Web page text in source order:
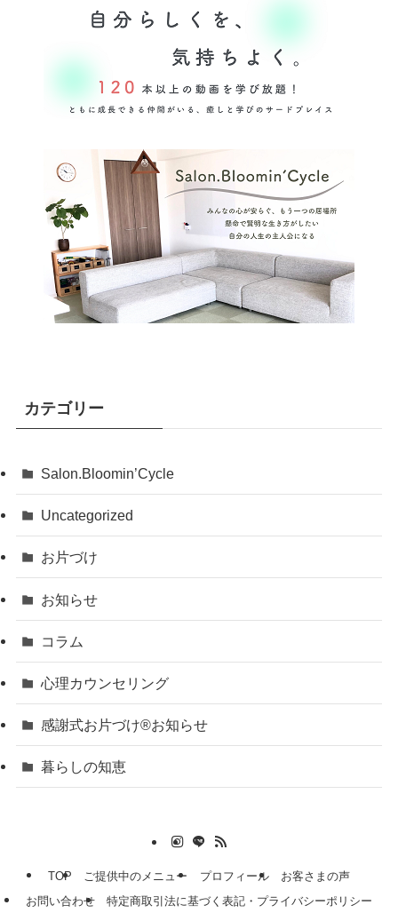
カテゴリー
Salon.Bloomin’Cycle
Uncategorized
お片づけ
お知らせ
コラム
心理カウンセリング
感謝式お片づけ®お知らせ
暮らしの知恵
TOP ご提供中のメニュー プロフィール
お客さまの声
お問い合わせ
特定商取引法に基づく表記・プライバシーポリシー